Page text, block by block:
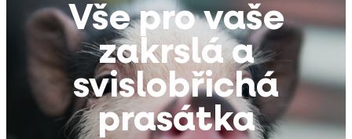
Vše pro vaše
zakrslá a
svislobřichá
prasátka